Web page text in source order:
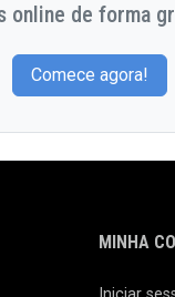
de forma
Comece agora!
MINHA